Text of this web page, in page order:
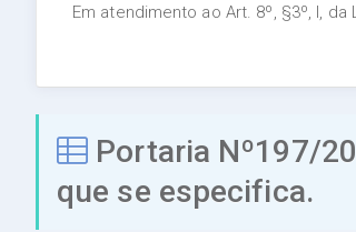
Em atendimento ao Art. 8º, §3º, I, da
Portaria Nº197/
que se especifica.